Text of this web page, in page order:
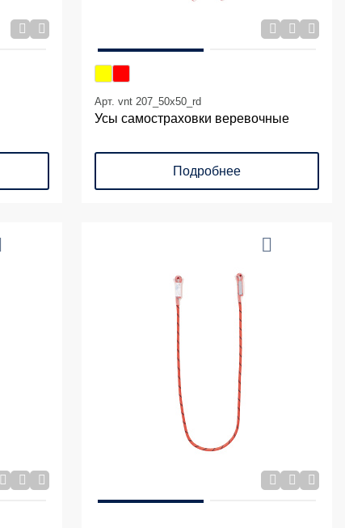
Арт. vnt 207_50х50_rd
Усы самостраховки веревочные
Подробнее